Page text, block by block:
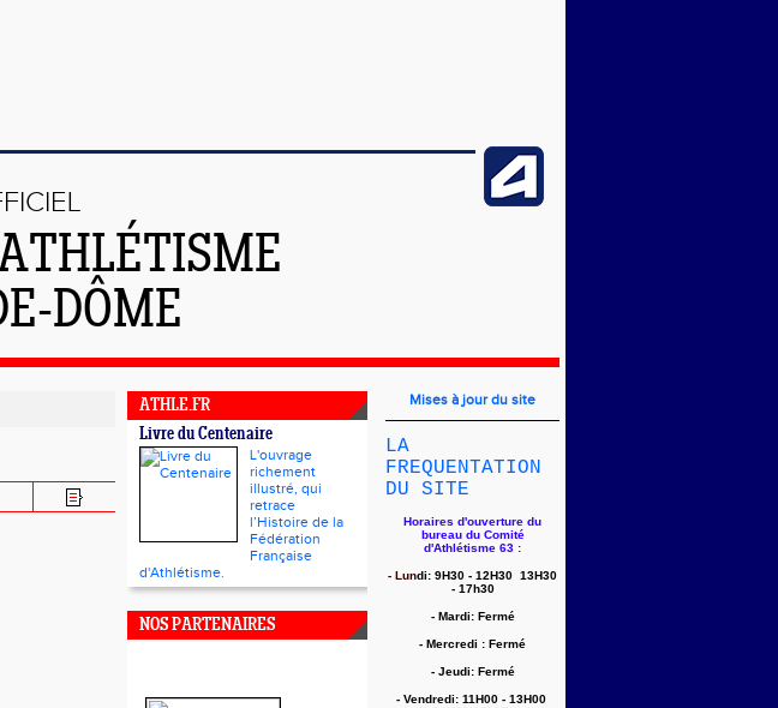
DÔME
ATHLE.FR
Livre du Centenaire
L'ouvrage
richement
illustré, qui
retrace
l’Histoire de la
Fédération
Française
d'Athlétisme.
NOS PARTENAIRES
Mises à jour du site
LA
FREQUENTATION
DU SITE
Horaires d'ouverture du
bureau du Comité
d'Athlétisme 63 :
- Lundi: 9H30 - 12H30 13H30
- 17h30
- Mardi: Fermé
- Mercredi : Fermé
- Jeudi: Fermé
- Vendredi: 11H00 - 13H00